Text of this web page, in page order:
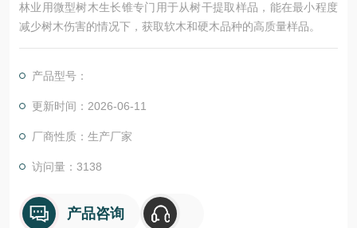
林业用微型树木生长锥专门用于从树干提取样品，能在最小程度
减少树木伤害的情况下，获取软木和硬木品种的高质量样品。
产品型号：
更新时间：2026-06-11
厂商性质：生产厂家
访问量：3138
产品咨询